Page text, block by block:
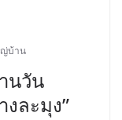
บ้าน
นวัน
ละมุง”